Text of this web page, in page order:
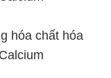
chất hóa chất
Hypochlorite
hóa chất